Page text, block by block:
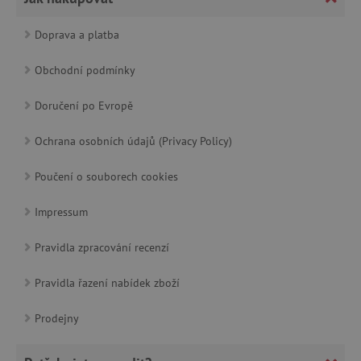
Doprava a platba
Obchodní podmínky
Doručení po Evropě
Ochrana osobních údajů (Privacy Policy)
Poučení o souborech cookies
Impressum
Pravidla zpracování recenzí
Pravidla řazení nabídek zboží
Prodejny
cjConsent